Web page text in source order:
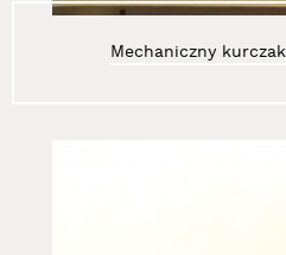
Mechaniczny